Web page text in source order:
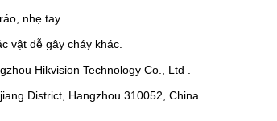
nhẹ tay.
vật dễ gây cháy khác.
Hikvision Technology Co., Ltd .
District, Hangzhou 310052, China.